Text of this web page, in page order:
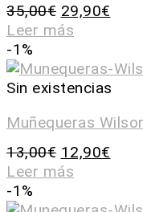
35,00€ 29,90€
Leer más
-1%
Sin existencias
Muñequeras
13,00€ 12,90€
Leer más
-1%